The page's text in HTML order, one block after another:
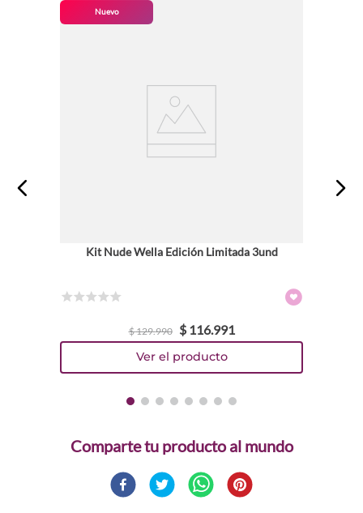
Nuevo
Kit Nude Wella Edición Limitada 3und
$129.990 $ 116.991
Comparte